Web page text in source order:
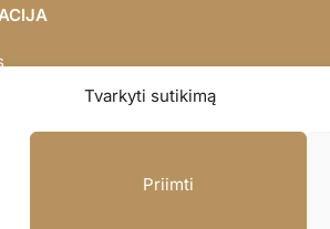
Tvarkyti sutikimą
Priimti
politika
politika